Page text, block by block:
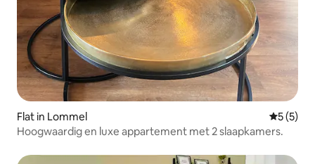
Flat in Lommel
5 (5)
Hoogwaardig en luxe appartement met 2 slaapkamers.